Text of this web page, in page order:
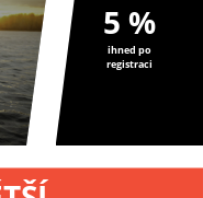
5 %
ihned po
registraci